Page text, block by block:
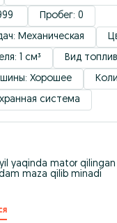
Пробег: 0
Механическая
1 см³
Вид
Хорошее
система
yil yaqinda mator
maza qilib minadi